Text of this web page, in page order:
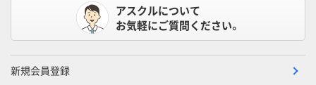
アスクルについて
お気軽にご質問ください。
新規会員登録